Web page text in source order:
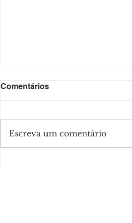
Comentários
Escreva um comentário